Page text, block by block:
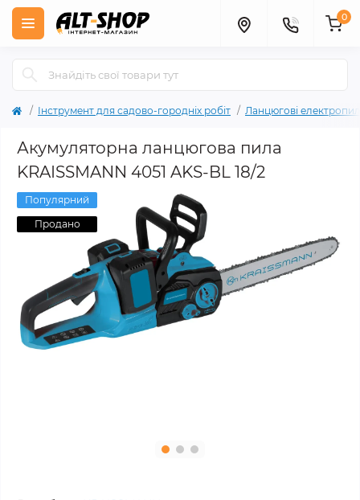
0
Інструмент для садово-городніх робіт Ланцюгові
Акумуляторна ланцюгова пила
KRAISSMANN 4051 AKS-BL 18/2
Популярний
Продано